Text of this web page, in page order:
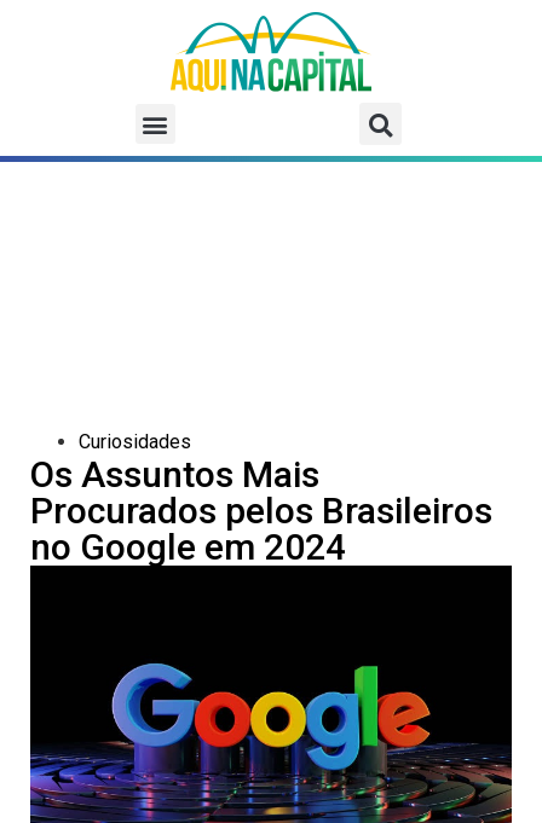
Curiosidades
Os Assuntos Mais
Procurados pelos Brasileiros
no Google em 2024